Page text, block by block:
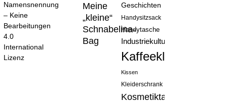
Namensnennung
– Keine
Bearbeitungen
4.0
International
Lizenz
Meine
„kleine“
Schnabelina-
Bag
Geschichten
Handysitzsack
Handytasche
Industriekultur
Kaffeeklatsch
Kissen
Kleiderschrank
Kosmetiktasche